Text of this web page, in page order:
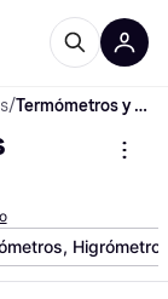
/ Termómetros y Estaciones Meteorológicas